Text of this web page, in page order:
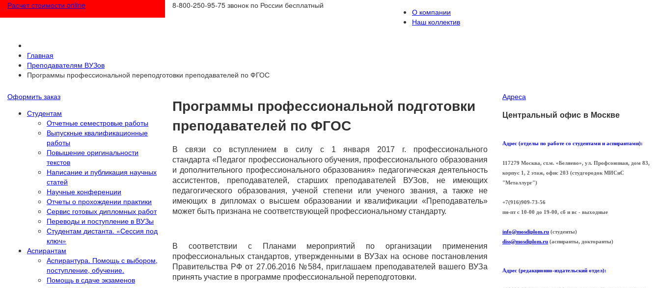
Расчет стоимости online 8-800-250-95-75 звонок по России бесплатный
О компании
Наш коллектив
Главная
Преподавателям ВУЗов
Программы профессиональной переподготовки преподавателей по ФГОС
Оформить заказ
Студентам
Отчетные семестровые работы
Выпускные квалификационные
работы
Повышение оригинальности
текстов
Написание и публикация научных
статей
Научные конференции
Отчеты о прохождении практики
Сервис готовых дипломных работ
Переводы и поступление в ВУЗы
Студентам дистанта. «Сессия под
ключ»
Аспирантам
Аспирантура. Помощь с выбором,
поступление, обучение.
Помощь в сдаче экзаменов
Программы профессиональной подготовки
преподавателей по ФГОС
В связи со вступлением в силу с 1 января 2017 г. профессионального
стандарта «Педагог профессионального обучения, профессионального образования
и дополнительного профессионального образования» педагогическая деятельность
ассистентов, преподавателей, старших преподавателей ВУЗов, не имеющих
педагогического образования, ученой степени или ученого звания, а также не
имеющих в дипломах о высшем образовании и квалификации «Преподаватель»
может быть признана не соответствующей профессиональному стандарту.
В соответствии с Планами мероприятий по организации применения
профессиональных стандартов, утвержденными в ВУЗах на основе постановления
Правительства РФ от 27.06.2016 №584, приглашаем преподавателей вашего ВУЗа
принять участие в программе профессиональной переподготовки.
Адреса
Центральный офис в Москве
Адрес (отделы по работе со студентами и аспирантами):
117279 Москва, ст.м. «Беляево», ул. Профсоюзная, дом 83,
корпус 1, 2 этаж, офис 203 (cтудгородок МИСиС
"Металлург")
+7(916)909-73-56
пн-пт с 10-00 до 19-00, сб и вс - выходные
info@mosdiplom.ru (студенты)
diss@mosdiplom.ru (аспиранты, докторанты)
Адрес (редакционно-издательский отдел):